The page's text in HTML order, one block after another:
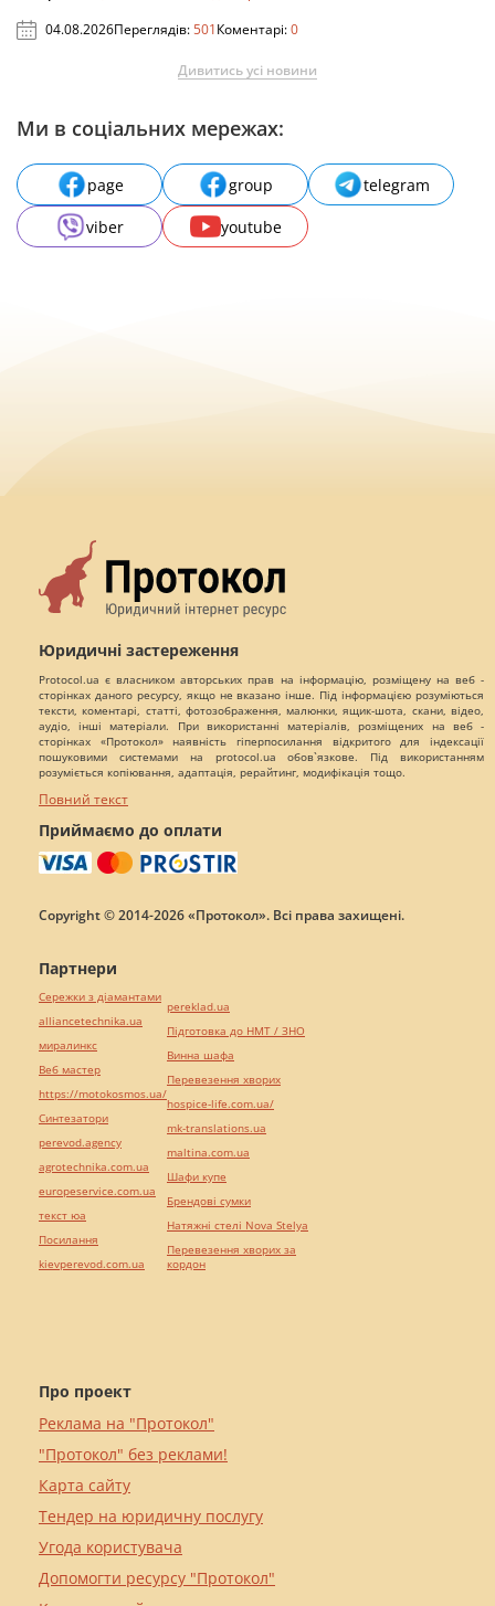
04.08.2026Переглядів:501Коментарі:0
Дивитись усі новини
Ми в соціальних мережах:
page group
telegram
viber
youtube
Юридичні застереження
Protocol.ua є власником авторських прав на інформацію, розміщену на веб -
сторінках даного ресурсу, якщо не вказано інше. Під інформацією розуміються
тексти, коментарі, статті, фотозображення, малюнки, ящик-шота, скани, відео,
аудіо, інші матеріали. При використанні матеріалів, розміщених на веб -
сторінках «Протокол» наявність гіперпосилання відкритого для індексації
пошуковими системами на protocol.ua обов`язкове. Під використанням
розуміється копіювання, адаптація, рерайтинг, модифікація тощо.
Повний текст
Приймаємо до оплати
Copyright © 2014-2026 «Протокол». Всі права захищені.
Про проект
Реклама на "Протокол"
"Протокол" без реклами!
Карта сайту
Тендер на юридичну послугу
Угода користувача
Допомогти ресурсу "Протокол"
Партнери
Сережки з діамантами
alliancetechnika.ua
миралинкс
Веб мастер
https://motokosmos.ua/
Синтезатори
perevod.agency
agrotechnika.com.ua
europeservice.com.ua
текст юа
Посилання
kievperevod.com.ua
pereklad.ua
Підготовка до НМТ / ЗНО
Винна шафа
Перевезення хворих
hospice-life.com.ua/
mk-translations.ua
maltina.com.ua
Шафи купе
Брендові сумки
Натяжні стелі Nova Stelya
Перевезення хворих за
кордон